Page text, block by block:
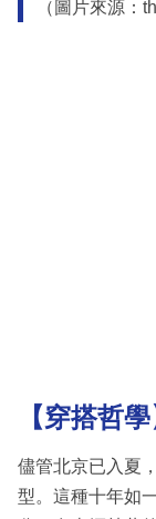
（圖片來源：
【穿搭哲
儘管北京已入夏
型。這種十年如